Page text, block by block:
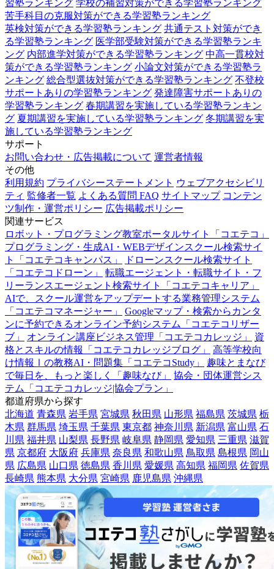
習塾ランキング 学校の補習対策ができる学習塾ランキング
苦手科目の克服対策ができる学習塾ランキング
英検対策ができる学習塾ランキング 共通テスト対策ができ
る学習塾ランキング 医学部受験対策ができる学習塾ランキ
ング 内部進学対策ができる学習塾ランキング 中高一貫校対
策ができる学習塾ランキング 小論文対策ができる学習塾ラ
ンキング 総合型選抜対策ができる学習塾ランキング 不登校
サポートありの学習塾ランキング 発達障害サポートありの
学習塾ランキング 春期講習を実施している学習塾ランキン
グ 夏期講習を実施している学習塾ランキング 冬期講習を実
施している学習塾ランキング
サポート
お問い合わせ・広告掲載について 運営者情報
その他
利用規約 プライバシーステートメント ウェブアクセシビリ
ティ 監修者一覧 よくある質問 FAQ サイトマップ コンテン
ツ制作・運営ポリシー 広告掲載ポリシー
関連サービス
ロボット・プログラミング教室ポータルサイト「コエテコ」
プログラミング・生成AI・WEBデザインスクール検索サイ
ト「コエテコキャンパス」
ドローンスクール検索サイト
「コエテコドローン」
転職エージェント・転職サイト・フ
リーランスエージェント検索サイト「コエテコキャリア」
AIで、スクール運営をアップデートする業務管理システム
「コエテコマネージャー」
Googleマップ・検索からカンタ
ンに予約できるオンライン予約システム「コエテコリザー
ブ」
オンライン講座ビジネス管理「コエテコカレッジ」
資
格とスキルの情報「コエテコカレッジブログ」
高等学校向
け情報Ⅰの教務AI・問題集「コエテコStudy」
趣味とまなび
で毎日を、もっと楽しく「趣味なび」
協会・団体運営シス
テム「コエテコカレッジ|協会プラン」
都道府県から探す
北海道 青森県 岩手県 宮城県 秋田県 山形県 福島県 茨城県 栃
木県 群馬県 埼玉県 千葉県 東京都 神奈川県 新潟県 富山県 石
川県 福井県 山梨県 長野県 岐阜県 静岡県 愛知県 三重県 滋賀
県 京都府 大阪府 兵庫県 奈良県 和歌山県 鳥取県 島根県 岡山
県 広島県 山口県 徳島県 香川県 愛媛県 高知県 福岡県 佐賀県
長崎県 熊本県 大分県 宮崎県 鹿児島県 沖縄県